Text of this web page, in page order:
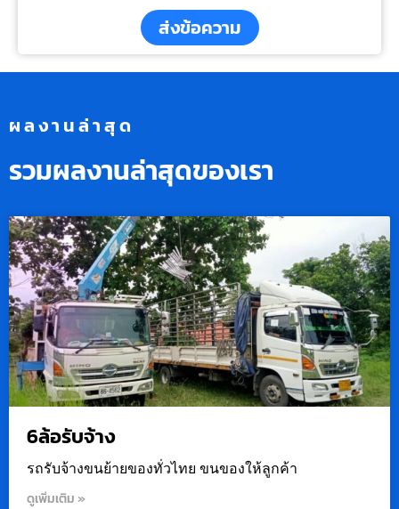
ส่งข้อความ
ผลงานล่าสุด
รวมผลงานล่าสุดของเรา
6ล้อรับจ้าง
รถรับจ้างขนย้ายของทั่วไทย ขนของให้ลูกค้า
ดูเพิ่มเติม »